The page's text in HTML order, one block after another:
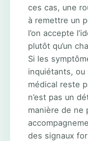
ces cas, une
à remettre un
l’on accepte
plutôt qu’un
Si les
inquiétants, ou
médical reste
n’est pas un
manière de ne
des signaux